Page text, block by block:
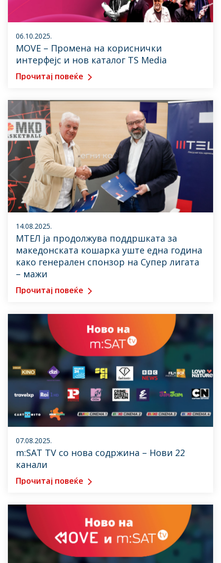
06.10.2025.
MOVE – Промена на кориснички
интерфејс и нов каталог TS Media
Прочитај повеќе
14.08.2025.
МТЕЛ ја продолжува поддршката за
македонската кошарка уште една година
како генерален спонзор на Супер лигата
– мажи
Прочитај повеќе
07.08.2025.
m:SAT TV со нова содржина – Нови 22
канали
Прочитај повеќе